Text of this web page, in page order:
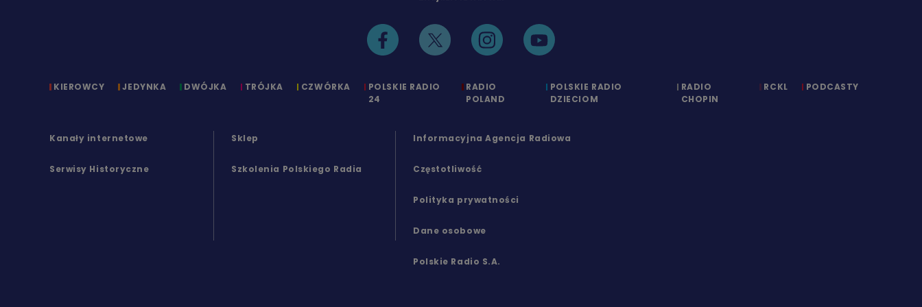
KIEROWCY JEDYNKA DWÓJKA TRÓJKA CZWÓRKA
POLSKIE RADIO
24
RADIO
POLAND
POLSKIE RADIO
DZIECIOM
RADIO
CHOPIN
RCKL PODCASTY
Kanały internetowe
Serwisy Historyczne
Sklep
Szkolenia Polskiego Radia
Informacyjna Agencja Radiowa
Częstotliwość
Polityka prywatności
Dane osobowe
Polskie Radio S.A.